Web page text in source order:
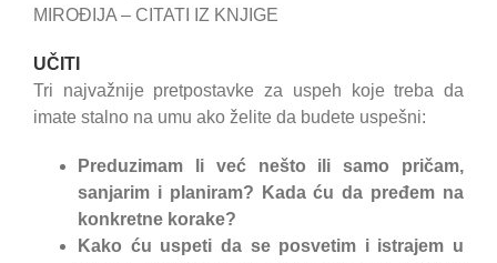
MIROĐIJA – CITATI IZ KNJIGE
UČITI
Tri najvažnije pretpostavke za uspeh koje treba da
imate stalno na umu ako želite da budete uspešni:
Preduzimam li već nešto ili samo pričam,
sanjarim i planiram? Kada ću da pređem na
konkretne korake?
Kako ću uspeti da se posvetim i istrajem u